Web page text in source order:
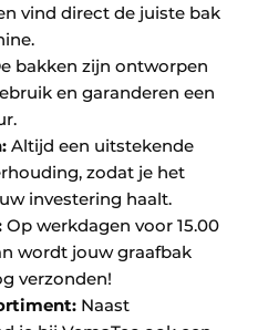
vind direct de juiste bak
bakken zijn ontworpen
en garanderen een
Altijd een uitstekende
zodat je het
investering haalt.
Op werkdagen voor 15.00
wordt jouw graafbak
verzonden!
Naast